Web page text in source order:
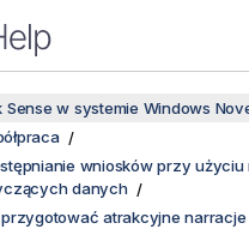
Sense w systemie Windows
wniosków przy użyciu
danych
atrakcyjne narracje